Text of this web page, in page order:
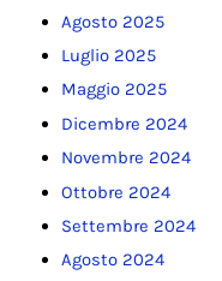
Agosto 2025
Luglio 2025
Maggio 2025
Dicembre 2024
Novembre 2024
Ottobre 2024
Settembre 2024
Agosto 2024